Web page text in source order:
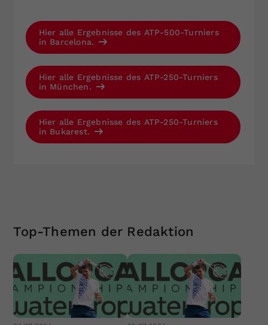
Hier alle Ergebnisse des ATP-500-Turniers
in Barcelona.
Hier alle Ergebnisse des ATP-250-Turniers
in München.
Hier alle Ergebnisse des ATP-250-Turniers
in Bukarest.
Top-Themen der Redaktion